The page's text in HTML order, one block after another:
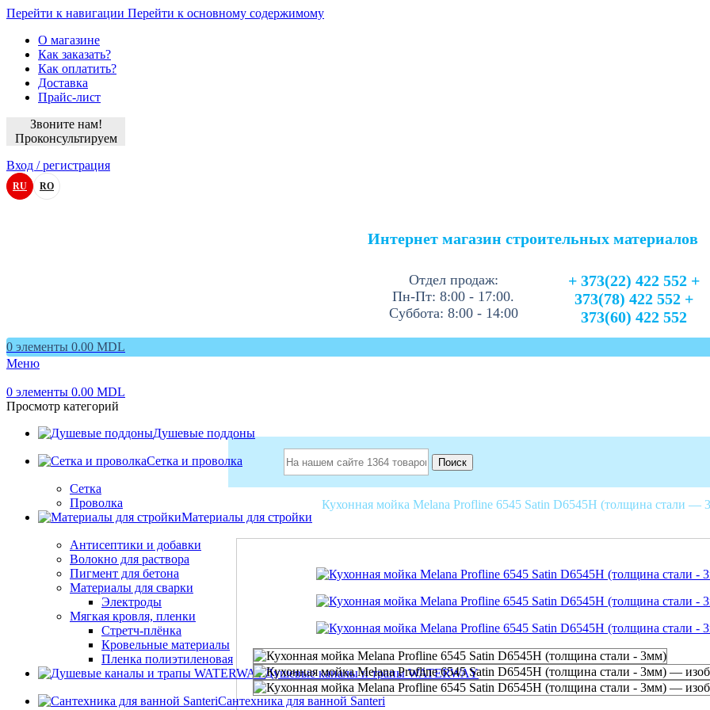
Перейти к навигации Перейти к основному содержимому
О магазине
Как заказать?
Как оплатить?
Доставка
Прайс-лист
Звоните нам!
Проконсультируем
Вход / регистрация
RU RO
Интернет магазин строительных материалов
Отдел продаж:
Пн-Пт: 8:00 - 17:00.
Суббота: 8:00 - 14:00
+ 373(22) 422 552 +
373(78) 422 552 +
373(60) 422 552
0 элементы 0.00 MDL
Меню
0 элементы 0.00 MDL
Просмотр категорий
Душевые поддоны
Сетка и проволка
Сетка
Проволка
Материалы для стройки
Антисептики и добавки
Волокно для раствора
Пигмент для бетона
Материалы для сварки
Электроды
Мягкая кровля, пленки
Стретч-плёнка
Кровельные материалы
Пленка полиэтиленовая
Душевые каналы и трапы WATERWAY
Сантехника для ванной Santeri
Поиск
Кухонная мойка Melana Profline 6545 Satin D6545H (толщина стали —